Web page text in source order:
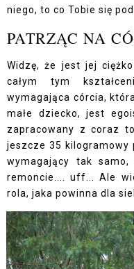
niego, to co Tobie się
PATRZĄC NA
Widzę, że jest jej
całym tym
wymagająca córcia,
małe dziecko, jest
zapracowany z coraz
jeszcze 35 kilogramowy
wymagający tak
remoncie.... uff... Ale
rola, jaka powinna dla